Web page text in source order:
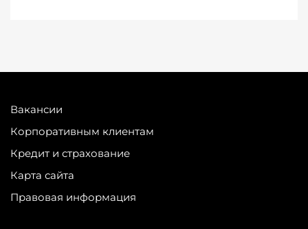
Вакансии
Корпоративным клиентам
Кредит и страхование
Карта сайта
Правовая информация